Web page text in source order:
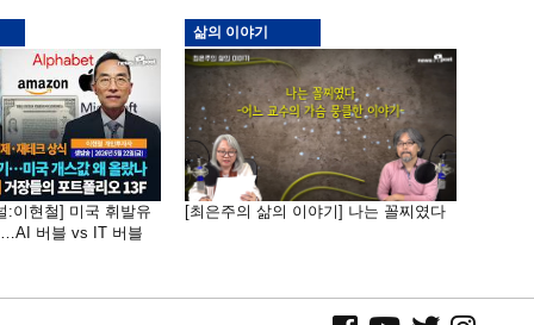
:이현철] 미국 휘발유
버블 vs IT 버블
삶의 이야기
[최은주의 삶의 이야기] 나는 꼴찌였다